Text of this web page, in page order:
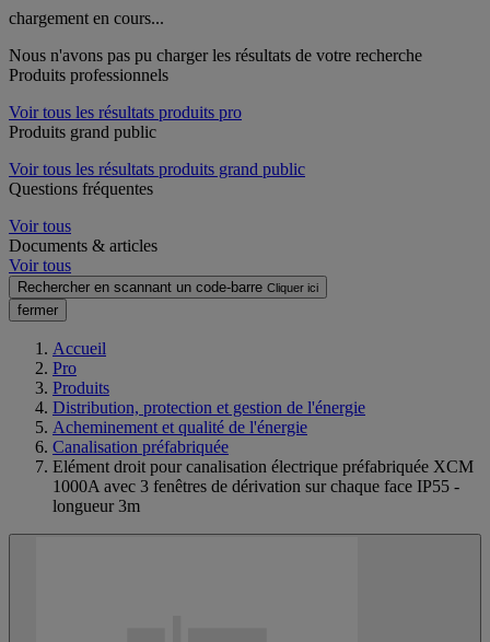
chargement en cours...
Nous n'avons pas pu charger les résultats de votre recherche
Produits professionnels
Voir tous les résultats produits pro
Produits grand public
Voir tous les résultats produits grand public
Questions fréquentes
Voir tous
Documents & articles
Voir tous
Rechercher en scannant un code-barre Cliquer ici
fermer
Accueil
Pro
Produits
Distribution, protection et gestion de l'énergie
Acheminement et qualité de l'énergie
Canalisation préfabriquée
Elément droit pour canalisation électrique préfabriquée XCM
1000A avec 3 fenêtres de dérivation sur chaque face IP55 -
longueur 3m